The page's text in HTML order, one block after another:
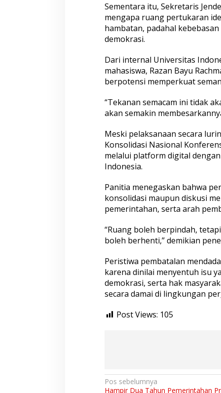
Sementara itu, Sekretaris
mengapa ruang pertukaran
hambatan, padahal
demokrasi.
Dari internal Universitas
mahasiswa, Razan Bayu
berpotensi memperkuat
“Tekanan semacam ini tidak
akan semakin
Meski pelaksanaan secara
Konsolidasi Nasional
melalui platform digital
Indonesia.
Panitia menegaskan bahwa
konsolidasi maupun diskusi
pemerintahan, serta arah
“Ruang boleh berpindah,
boleh berhenti,” demikian
Peristiwa pembatalan
karena dinilai menyentuh isu
demokrasi, serta hak
secara damai di lingkungan
Post Views: 105
N
Pos sebelumnya
Hampir Dua Tahun Pemerintahan